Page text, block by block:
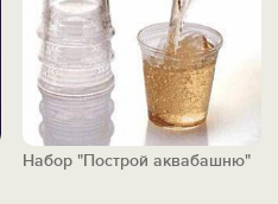
Набор "Построй аквабашню"